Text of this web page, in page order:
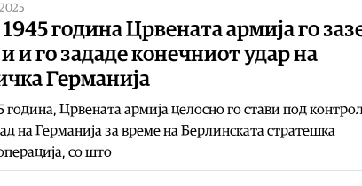
1945 година Црвената армија го
и го зададе конечниот удар на
Германија
година, Црвената армија целосно го стави под
на Германија за време на Берлинската стратешка
со што